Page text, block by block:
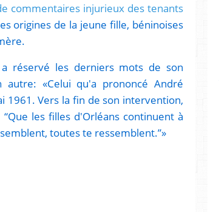
commentaires injurieux des tenants
origines de la jeune fille, béninoises
réservé les derniers mots de son
«Celui qu'a prononcé André
1961. Vers la fin de son intervention,
les filles d'Orléans continuent à
toutes te ressemblent.”»